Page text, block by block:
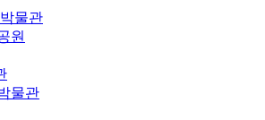
물관
원
물관